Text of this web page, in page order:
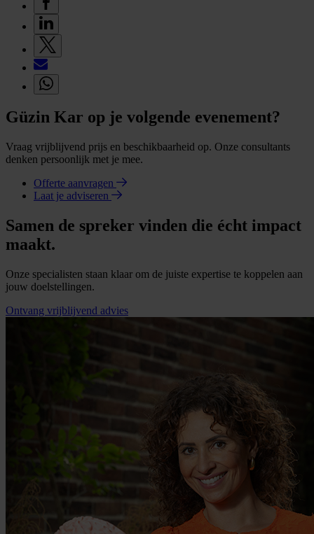
Güzin Kar op je volgende evenement?
Vraag vrijblijvend prijs en beschikbaarheid op. Onze consultants
denken persoonlijk met je mee.
Offerte aanvragen
Laat je adviseren
Samen de spreker vinden die écht impact
maakt.
Onze specialisten staan klaar om de juiste expertise te koppelen aan
jouw doelstellingen.
Ontvang vrijblijvend advies